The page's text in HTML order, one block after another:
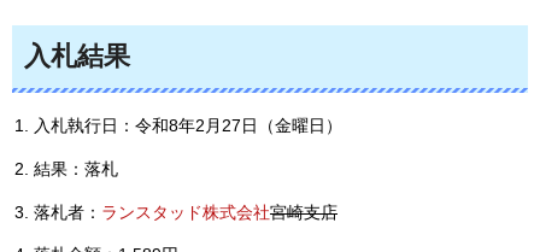
入札結果
入札執行日：令和8年2月27日（金曜日）
結果：落札
落札者： ランスタッド株式会社宮崎支店